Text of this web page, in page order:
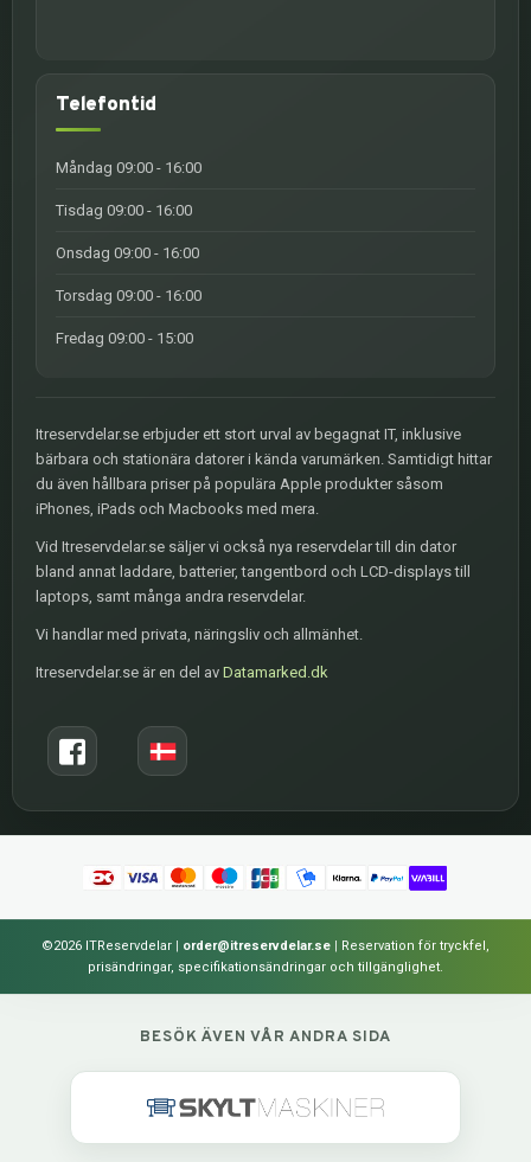
Telefontid
Måndag 09:00 - 16:00
Tisdag 09:00 - 16:00
Onsdag 09:00 - 16:00
Torsdag 09:00 - 16:00
Fredag 09:00 - 15:00
Itreservdelar.se erbjuder ett stort urval av begagnat IT, inklusive
bärbara och stationära datorer i kända varumärken. Samtidigt hittar
du även hållbara priser på populära Apple produkter såsom
iPhones, iPads och Macbooks med mera.
Vid Itreservdelar.se säljer vi också nya reservdelar till din dator
bland annat laddare, batterier, tangentbord och LCD-displays till
laptops, samt många andra reservdelar.
Vi handlar med privata, näringsliv och allmänhet.
Itreservdelar.se är en del av Datamarked.dk
©2026 ITReservdelar | order@itreservdelar.se | Reservation för tryckfel,
prisändringar, specifikationsändringar och tillgänglighet.
BESÖK ÄVEN VÅR ANDRA SIDA